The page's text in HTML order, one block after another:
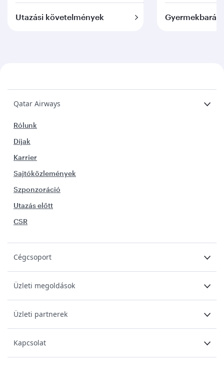
Utazási követelmények Gyermekbarát
Qatar Airways
Rólunk
Díjak
Karrier
Sajtóközlemények
Szponzoráció
Utazás előtt
CSR
Cégcsoport
Üzleti megoldások
Üzleti partnerek
Kapcsolat